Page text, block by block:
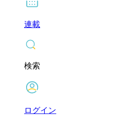
連載
検索
ログイン